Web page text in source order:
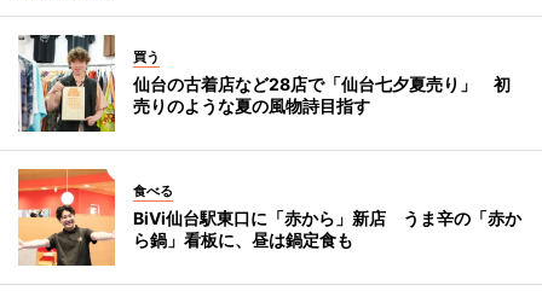
買う
仙台の古着店など28店で「仙台七夕夏売り」 初
売りのような夏の風物詩目指す
食べる
BiVi仙台駅東口に「赤から」新店 うま辛の「赤か
ら鍋」看板に、昼は鍋定食も